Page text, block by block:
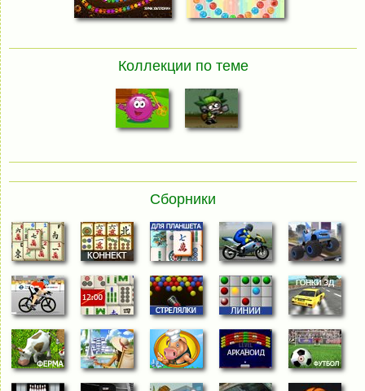
Коллекции по теме
Сборники